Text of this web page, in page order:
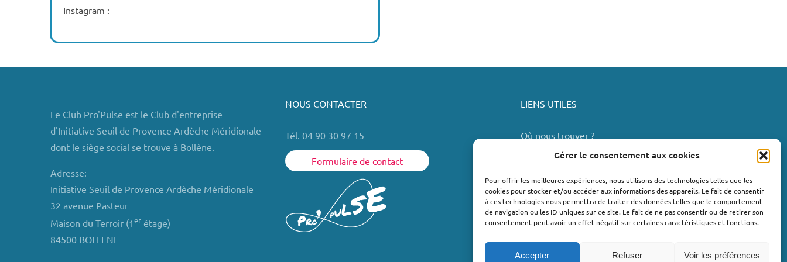
Gérer le consentement aux cookies
Pour offrir les meilleures expériences, nous utilisons des technologies telles que les
cookies pour stocker et/ou accéder aux informations des appareils. Le fait de consentir
à ces technologies nous permettra de traiter des données telles que le comportement
de navigation ou les ID uniques sur ce site. Le fait de ne pas consentir ou de retirer son
consentement peut avoir un effet négatif sur certaines caractéristiques et fonctions.
Accepter Refuser Voir les préférences
Instagram :
Le Club Pro'Pulse est le Club d'entreprise
d'Initiative Seuil de Provence Ardèche Méridionale
dont le siège social se trouve à Bollène.
Adresse:
Initiative Seuil de Provence Ardèche Méridionale
32 avenue Pasteur
Maison du Terroir (1erétage)
84500 BOLLENE
NOUS CONTACTER
Tél. 04 90 30 97 15
Formulaire de contact
LIENS UTILES
Où nous trouver ?
Valréas
Le Teil
Lachapelle-sous-Aubenas